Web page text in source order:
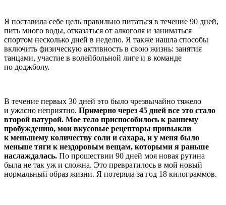
Я поставила себе цель правильно питаться в течение 90 дней,
пить много воды, отказаться от алкоголя и заниматься
спортом несколько дней в неделю. Я также нашла способы
включить физическую активность в свою жизнь: занятия
танцами, участие в волейбольной лиге и в команде
по доджболу.
В течение первых 30 дней это было чрезвычайно тяжело
и ужасно неприятно. Примерно через 45 дней все это стало
второй натурой. Мое тело приспособилось к раннему
пробуждению, мои вкусовые рецепторы привыкли
к меньшему количеству соли и сахара, и у меня было
меньше тяги к нездоровым вещам, которыми я раньше
наслаждалась. По прошествии 90 дней моя новая рутина
была не так уж и сложна. Это превратилось в мой новый
нормальный образ жизни. Я потеряла за год 18 килограммов.